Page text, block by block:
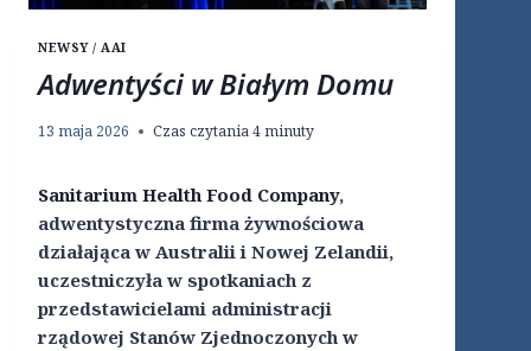
NEWSY / AAI
Adwentyści w Białym Domu
13 maja 2026 Czas czytania4minuty
Sanitarium Health Food Company,
adwentystyczna firma żywnościowa
działająca w Australii i Nowej Zelandii,
uczestniczyła w spotkaniach z
przedstawicielami administracji
rządowej Stanów Zjednoczonych w